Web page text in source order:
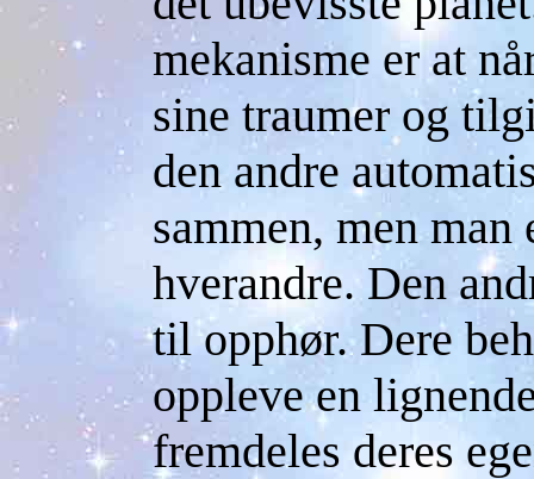
mekanisme er at
sine traumer og
den andre
sammen, men
hverandre. Den
til opphør. Dere
oppleve en
fremdeles deres